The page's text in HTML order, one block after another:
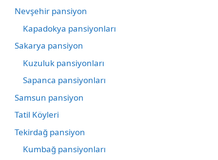
Nevşehir pansiyon
Kapadokya pansiyonları
Sakarya pansiyon
Kuzuluk pansiyonları
Sapanca pansiyonları
Samsun pansiyon
Tatil Köyleri
Tekirdağ pansiyon
Kumbağ pansiyonları